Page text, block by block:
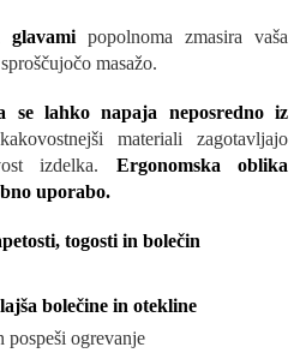
glavami popolnoma zmasira vaša
masažo.
se lahko napaja neposredno iz
materiali zagotavljajo
izdelka. Ergonomska oblika
uporabo.
togosti in bolečin
bolečine in otekline
pospeši ogrevanje